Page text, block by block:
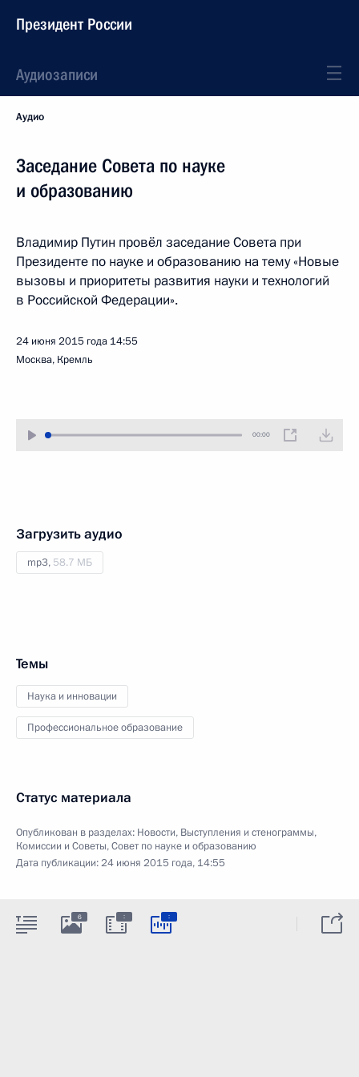
Президент России
Аудиозаписи
Аудио
Заседание Совета по науке
и образованию
Владимир Путин провёл заседание Совета при
Президенте по науке и образованию на тему «Новые
вызовы и приоритеты развития науки и технологий
в Российской Федерации».
24 июня 2015 года 14:55
Москва, Кремль
00:00
Загрузить аудио
mp3, 58.7 МБ
Темы
Наука и инновации
Профессиональное образование
Статус материала
Опубликован в разделах: Новости, Выступления и стенограммы,
Комиссии и Советы,Совет по науке и образованию
Дата публикации:24 июня 2015 года, 14:55
6 : :